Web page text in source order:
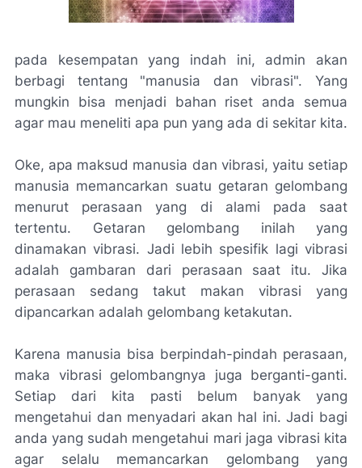
pada kesempatan yang indah ini, admin akan
berbagi tentang "manusia dan vibrasi". Yang
mungkin bisa menjadi bahan riset anda semua
agar mau meneliti apa pun yang ada di sekitar kita.
Oke, apa maksud manusia dan vibrasi, yaitu setiap
manusia memancarkan suatu getaran gelombang
menurut perasaan yang di alami pada saat
tertentu. Getaran gelombang inilah yang
dinamakan vibrasi. Jadi lebih spesifik lagi vibrasi
adalah gambaran dari perasaan saat itu. Jika
perasaan sedang takut makan vibrasi yang
dipancarkan adalah gelombang ketakutan.
Karena manusia bisa berpindah-pindah perasaan,
maka vibrasi gelombangnya juga berganti-ganti.
Setiap dari kita pasti belum banyak yang
mengetahui dan menyadari akan hal ini. Jadi bagi
anda yang sudah mengetahui mari jaga vibrasi kita
agar selalu memancarkan gelombang yang